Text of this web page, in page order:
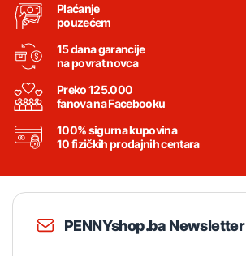
Plaćanje
pouzećem
15 dana garancije
na povrat novca
Preko 125.000
fanova na Facebooku
100% sigurna kupovina
10 fizičkih prodajnih centara
PENNYshop.ba Newsletter